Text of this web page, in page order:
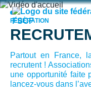
FÉDÉRATION
Partout en France,
recrutent !
une opportunité faite
lancez-vous dans